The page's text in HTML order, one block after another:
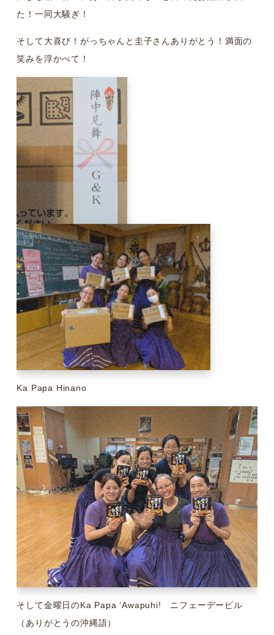
た！一同大騒ぎ！
そして大喜び！がっちゃんと圭子さんありがとう！満面の
笑みを浮かべて！
Ka Papa Hinano
そして金曜日のKa Papa ʻAwapuhi! ニフェーデービル
（ありがとうの沖縄語）